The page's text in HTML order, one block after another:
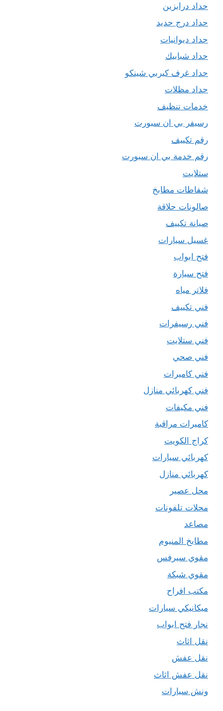
حداد درابزين
حداد درج حديد
حداد ديوانيات
حداد شبابيك
حداد غرف كيربي شينكو
حداد مظلات
خدمات تنظيف
رسيفر بي ان سبورت
رقم تكييف
رقم خدمة بي ان سبورت
ستلايت
شفاطات مطابخ
صالونات حلاقة
صيانة تكييف
غسيل سيارات
فتح ابواب
فتح سيارة
فلاتر مياه
فني تكييف
فني رسيفرات
فني ستلايت
فني صحي
فني كاميرات
فني كهربائي منازل
فني مكيفات
كاميرات مراقبة
كراج الكويت
كهربائي سيارات
كهربائي منازل
محل عصير
محلات تلفونات
مصاعد
مطابخ المنيوم
مقوي سيرفس
مقوي شبكة
مكتب افراح
ميكانيكي سيارات
نجار فتح ابواب
نقل اثاث
نقل عفش
نقل عفش اثاث
ونش سيارات